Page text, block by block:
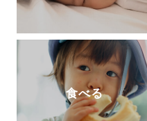
食べる